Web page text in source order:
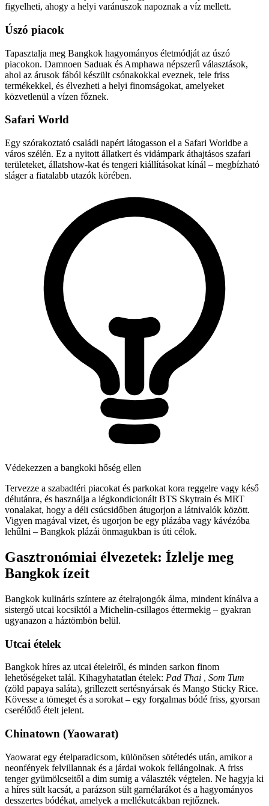
figyelheti, ahogy a helyi varánuszok napoznak a víz mellett.
Úszó piacok
Tapasztalja meg Bangkok hagyományos életmódját az úszó
piacokon. Damnoen Saduak és Amphawa népszerű választások,
ahol az árusok fából készült csónakokkal eveznek, tele friss
termékekkel, és élvezheti a helyi finomságokat, amelyeket
közvetlenül a vízen főznek.
Safari World
Egy szórakoztató családi napért látogasson el a Safari Worldbe a
város szélén. Ez a nyitott állatkert és vidámpark áthajtásos szafari
területeket, állatshow-kat és tengeri kiállításokat kínál – megbízható
sláger a fiatalabb utazók körében.
Védekezzen a bangkoki hőség ellen
Tervezze a szabadtéri piacokat és parkokat kora reggelre vagy késő
délutánra, és használja a légkondicionált BTS Skytrain és MRT
vonalakat, hogy a déli csúcsidőben átugorjon a látnivalók között.
Vigyen magával vizet, és ugorjon be egy plázába vagy kávézóba
lehűlni – Bangkok plázái önmagukban is úti célok.
Gasztronómiai élvezetek: Ízlelje meg
Bangkok ízeit
Bangkok kulináris színtere az ételrajongók álma, mindent kínálva a
sistergő utcai kocsiktól a Michelin-csillagos éttermekig – gyakran
ugyanazon a háztömbön belül.
Utcai ételek
Bangkok híres az utcai ételeiről, és minden sarkon finom
lehetőségeket talál. Kihagyhatatlan ételek: Pad Thai , Som Tum
(zöld papaya saláta), grillezett sertésnyársak és Mango Sticky Rice.
Kövesse a tömeget és a sorokat – egy forgalmas bódé friss, gyorsan
cserélődő ételt jelent.
Chinatown (Yaowarat)
Yaowarat egy ételparadicsom, különösen sötétedés után, amikor a
neonfények felvillannak és a járdai wokok fellángolnak. A friss
tenger gyümölcseitől a dim sumig a választék végtelen. Ne hagyja ki
a híres sült kacsát, a parázson sült garnélarákot és a hagyományos
desszertes bódékat, amelyek a mellékutcákban rejtőznek.